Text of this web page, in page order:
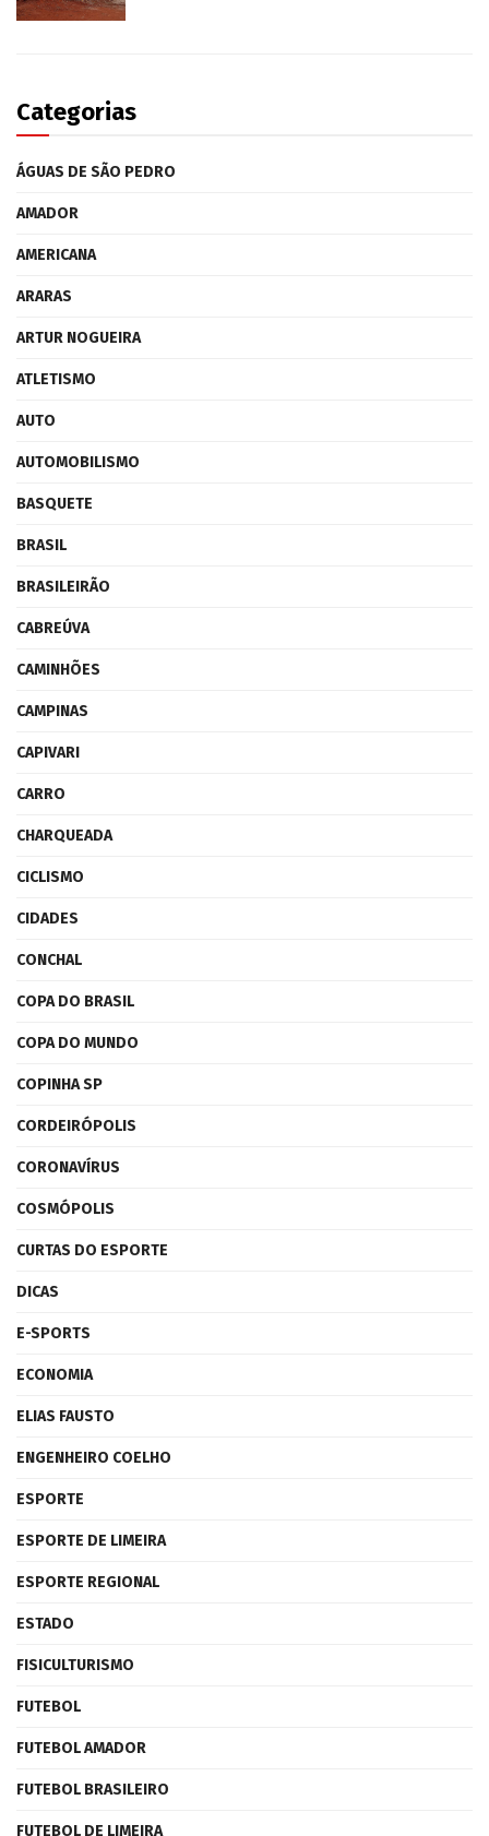
Categorias
ÁGUAS DE SÃO PEDRO
AMADOR
AMERICANA
ARARAS
ARTUR NOGUEIRA
ATLETISMO
AUTO
AUTOMOBILISMO
BASQUETE
BRASIL
BRASILEIRÃO
CABREÚVA
CAMINHÕES
CAMPINAS
CAPIVARI
CARRO
CHARQUEADA
CICLISMO
CIDADES
CONCHAL
COPA DO BRASIL
COPA DO MUNDO
COPINHA SP
CORDEIRÓPOLIS
CORONAVÍRUS
COSMÓPOLIS
CURTAS DO ESPORTE
DICAS
E-SPORTS
ECONOMIA
ELIAS FAUSTO
ENGENHEIRO COELHO
ESPORTE
ESPORTE DE LIMEIRA
ESPORTE REGIONAL
ESTADO
FISICULTURISMO
FUTEBOL
FUTEBOL AMADOR
FUTEBOL BRASILEIRO
FUTEBOL DE LIMEIRA